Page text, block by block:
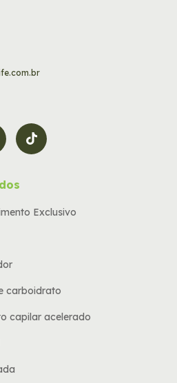
Exclusivo
carboidrato
capilar acelerado